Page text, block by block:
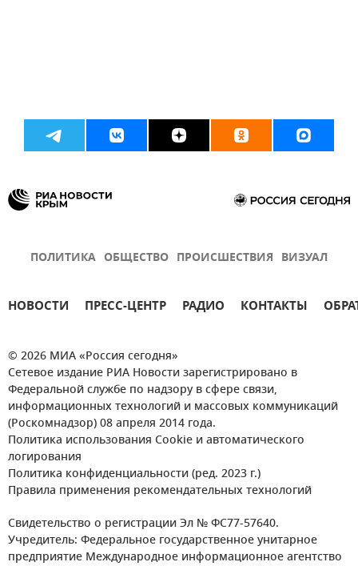
ПОЛИТИКА ОБЩЕСТВО ПРОИСШЕСТВИЯ ВИЗУАЛ
НОВОСТИ ПРЕСС-ЦЕНТР РАДИО КОНТАКТЫ
© 2026 МИА «Россия сегодня»
Сетевое издание РИА Новости зарегистрировано в
Федеральной службе по надзору в сфере связи,
информационных технологий и массовых коммуникаций
(Роскомнадзор) 08 апреля 2014 года.
Политика использования Cookie и автоматического
логирования
Политика конфиденциальности (ред. 2023 г.)
Правила применения рекомендательных технологий
Свидетельство о регистрации Эл № ФС77-57640.
Учредитель: Федеральное государственное унитарное
предприятие Международное информационное агентство